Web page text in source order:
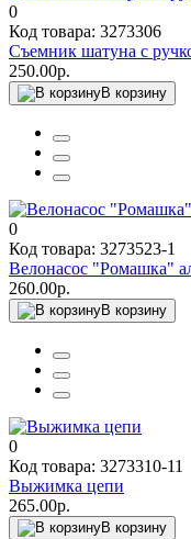
0
Код товара: 3273306
Съемник шатуна с
250.00р.
В корзину
0
Код товара: 3273523-1
Велонасос "Ромашка"
260.00р.
В корзину
0
Код товара: 3273310-11
Выжимка цепи
265.00р.
В корзину